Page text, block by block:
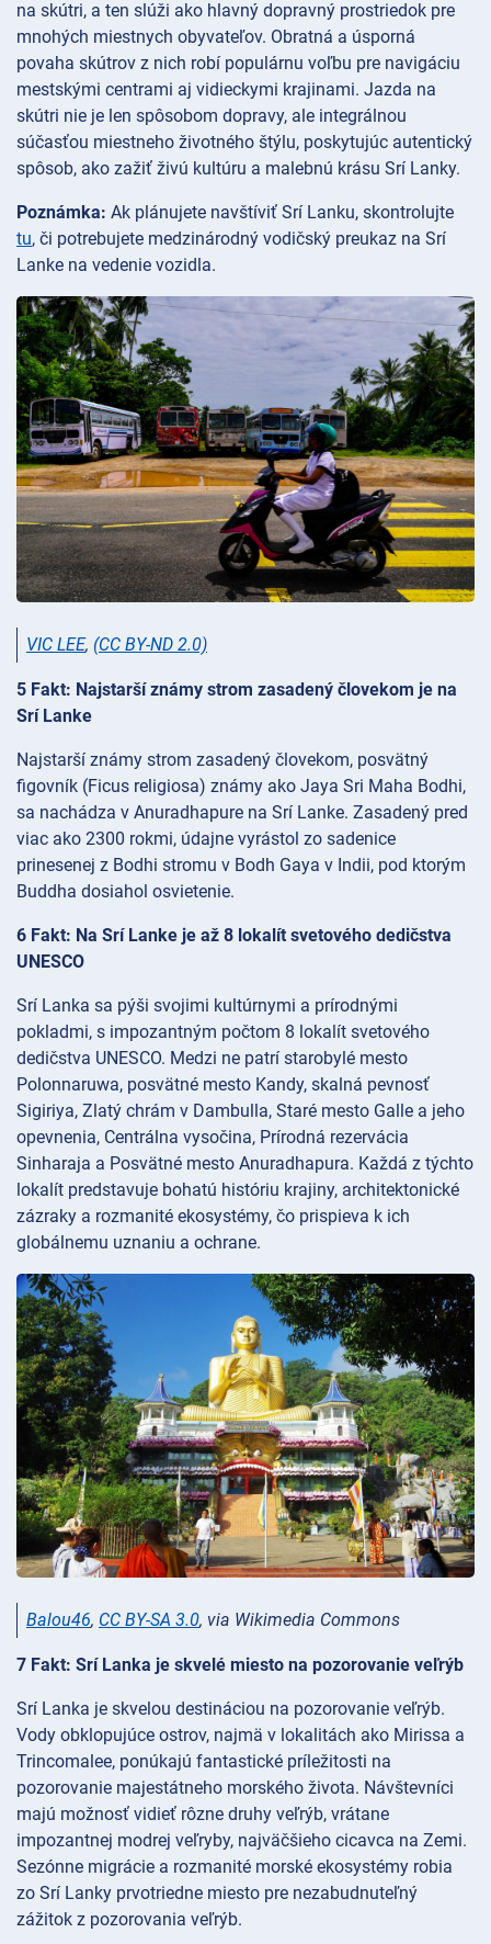
na skútri, a ten slúži ako hlavný dopravný prostriedok pre
mnohých miestnych obyvateľov. Obratná a úsporná
povaha skútrov z nich robí populárnu voľbu pre navigáciu
mestskými centrami aj vidieckymi krajinami. Jazda na
skútri nie je len spôsobom dopravy, ale integrálnou
súčasťou miestneho životného štýlu, poskytujúc autentický
spôsob, ako zažiť živú kultúru a malebnú krásu Srí Lanky.
Poznámka: Ak plánujete navštíviť Srí Lanku, skontrolujte
tu, či potrebujete medzinárodný vodičský preukaz na Srí
Lanke na vedenie vozidla.
VIC LEE, (CC BY-ND 2.0)
5 Fakt: Najstarší známy strom zasadený človekom je na
Srí Lanke
Najstarší známy strom zasadený človekom, posvätný
figovník (Ficus religiosa) známy ako Jaya Sri Maha Bodhi,
sa nachádza v Anuradhapure na Srí Lanke. Zasadený pred
viac ako 2300 rokmi, údajne vyrástol zo sadenice
prinesenej z Bodhi stromu v Bodh Gaya v Indii, pod ktorým
Buddha dosiahol osvietenie.
6 Fakt: Na Srí Lanke je až 8 lokalít svetového dedičstva
UNESCO
Srí Lanka sa pýši svojimi kultúrnymi a prírodnými
pokladmi, s impozantným počtom 8 lokalít svetového
dedičstva UNESCO. Medzi ne patrí starobylé mesto
Polonnaruwa, posvätné mesto Kandy, skalná pevnosť
Sigiriya, Zlatý chrám v Dambulla, Staré mesto Galle a jeho
opevnenia, Centrálna vysočina, Prírodná rezervácia
Sinharaja a Posvätné mesto Anuradhapura. Každá z týchto
lokalít predstavuje bohatú históriu krajiny, architektonické
zázraky a rozmanité ekosystémy, čo prispieva k ich
globálnemu uznaniu a ochrane.
Balou46, CC BY-SA 3.0, via Wikimedia Commons
7 Fakt: Srí Lanka je skvelé miesto na pozorovanie veľrýb
Srí Lanka je skvelou destináciou na pozorovanie veľrýb.
Vody obklopujúce ostrov, najmä v lokalitách ako Mirissa a
Trincomalee, ponúkajú fantastické príležitosti na
pozorovanie majestátneho morského života. Návštevníci
majú možnosť vidieť rôzne druhy veľrýb, vrátane
impozantnej modrej veľryby, najväčšieho cicavca na Zemi.
Sezónne migrácie a rozmanité morské ekosystémy robia
zo Srí Lanky prvotriedne miesto pre nezabudnuteľný
zážitok z pozorovania veľrýb.